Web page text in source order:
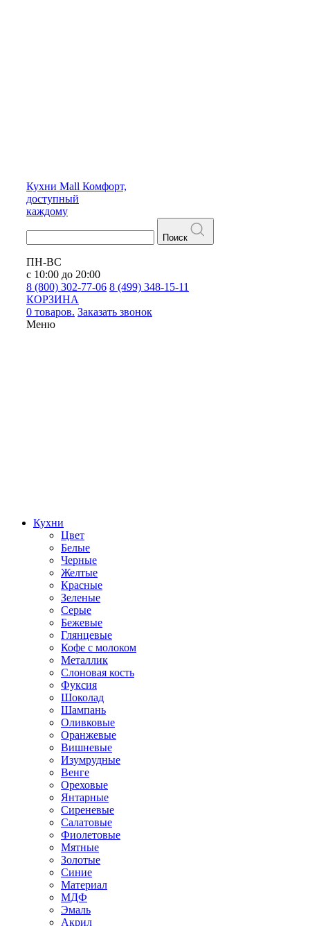
Кухни Mall Комфорт,
доступный
каждому
Поиск
ПН-ВС
с 10:00 до 20:00
8 (800) 302-77-06 8 (499) 348-15-11
КОРЗИНА
0 товаров. Заказать звонок
Меню
Кухни
Цвет
Белые
Черные
Желтые
Красные
Зеленые
Серые
Бежевые
Глянцевые
Кофе с молоком
Металлик
Слоновая кость
Фуксия
Шоколад
Шампань
Оливковые
Оранжевые
Вишневые
Изумрудные
Венге
Ореховые
Янтарные
Сиреневые
Салатовые
Фиолетовые
Мятные
Золотые
Синие
Материал
МДФ
Эмаль
Акрил